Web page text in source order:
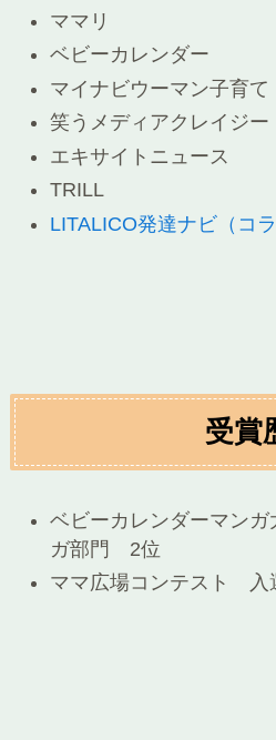
ママリ
ベビーカレンダー
マイナビウーマン子育て
笑うメディアクレイジー
エキサイトニュース
TRILL
LITALICO発達ナビ（コラ
受賞
ベビーカレンダーマン
ガ部門 2位
ママ広場コンテスト 入